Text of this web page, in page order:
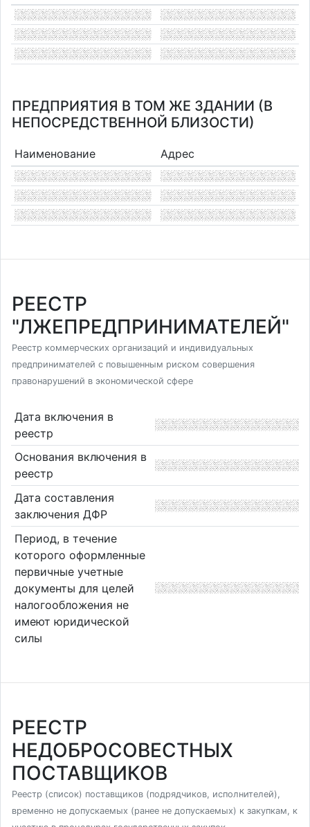
ПРЕДПРИЯТИЯ В ТОМ ЖЕ ЗДАНИИ (В
НЕПОСРЕДСТВЕННОЙ БЛИЗОСТИ)
Наименование Адрес
РЕЕСТР
"ЛЖЕПРЕДПРИНИМАТЕЛЕЙ"
Реестр коммерческих организаций и индивидуальных
предпринимателей с повышенным риском совершения
правонарушений в экономической сфере
Дата включения в
реестр
Основания включения в
реестр
Дата составления
заключения ДФР
Период, в течение
которого оформленные
первичные учетные
документы для целей
налогообложения не
имеют юридической
силы
РЕЕСТР
НЕДОБРОСОВЕСТНЫХ
ПОСТАВЩИКОВ
Реестр (список) поставщиков (подрядчиков, исполнителей),
временно не допускаемых (ранее не допускаемых) к закупкам, к